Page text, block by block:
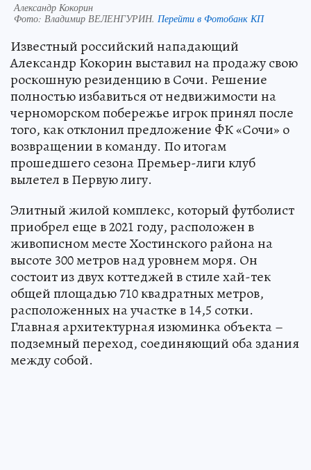
Александр Кокорин
Фото: Владимир ВЕЛЕНГУРИН. Перейти в Фотобанк КП
Известный российский нападающий
Александр Кокорин выставил на продажу свою
роскошную резиденцию в Сочи. Решение
полностью избавиться от недвижимости на
черноморском побережье игрок принял после
того, как отклонил предложение ФК «Сочи» о
возвращении в команду. По итогам
прошедшего сезона Премьер-лиги клуб
вылетел в Первую лигу.
Элитный жилой комплекс, который футболист
приобрел еще в 2021 году, расположен в
живописном месте Хостинского района на
высоте 300 метров над уровнем моря. Он
состоит из двух коттеджей в стиле хай-тек
общей площадью 710 квадратных метров,
расположенных на участке в 14,5 сотки.
Главная архитектурная изюминка объекта –
подземный переход, соединяющий оба здания
между собой.